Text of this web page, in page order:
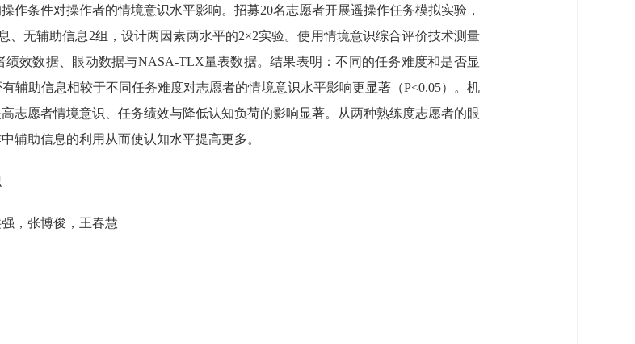
作条件对操作者的情境意识水平影响。招募20名志愿者开展遥操作任务模拟实验，
、无辅助信息2组，设计两因素两水平的2×2实验。使用情境意识综合评价技术测量
效数据、眼动数据与NASA-TLX量表数据。结果表明：不同的任务难度和是否显
辅助信息相较于不同任务难度对志愿者的情境意识水平影响更显著（P<0.05）。机
志愿者情境意识、任务绩效与降低认知负荷的影响显著。从两种熟练度志愿者的眼
辅助信息的利用从而使认知水平提高更多。
，张博俊，王春慧